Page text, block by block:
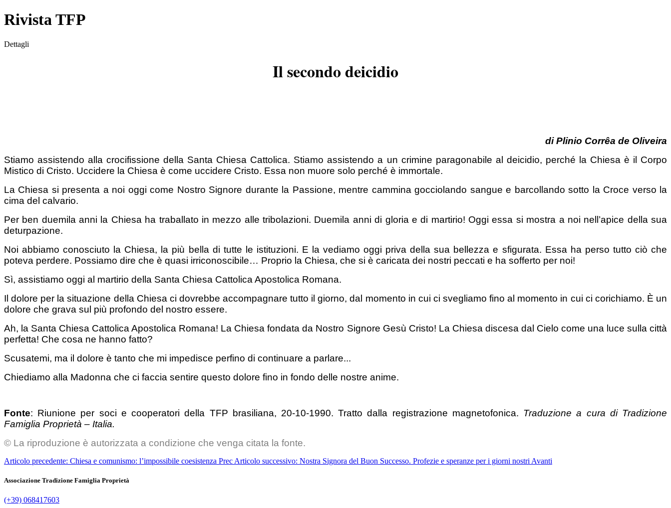
Rivista TFP
Dettagli
Il secondo deicidio
di Plinio Corrêa de Oliveira
Stiamo assistendo alla crocifissione della Santa Chiesa Cattolica. Stiamo assistendo a un crimine paragonabile al deicidio, perché la Chiesa è il Corpo
Mistico di Cristo. Uccidere la Chiesa è come uccidere Cristo. Essa non muore solo perché è immortale.
La Chiesa si presenta a noi oggi come Nostro Signore durante la Passione, mentre cammina gocciolando sangue e barcollando sotto la Croce verso la
cima del calvario.
Per ben duemila anni la Chiesa ha traballato in mezzo alle tribolazioni. Duemila anni di gloria e di martirio! Oggi essa si mostra a noi nell’apice della sua
deturpazione.
Noi abbiamo conosciuto la Chiesa, la più bella di tutte le istituzioni. E la vediamo oggi priva della sua bellezza e sfigurata. Essa ha perso tutto ciò che
poteva perdere. Possiamo dire che è quasi irriconoscibile… Proprio la Chiesa, che si è caricata dei nostri peccati e ha sofferto per noi!
Sì, assistiamo oggi al martirio della Santa Chiesa Cattolica Apostolica Romana.
Il dolore per la situazione della Chiesa ci dovrebbe accompagnare tutto il giorno, dal momento in cui ci svegliamo fino al momento in cui ci corichiamo. È un
dolore che grava sul più profondo del nostro essere.
Ah, la Santa Chiesa Cattolica Apostolica Romana! La Chiesa fondata da Nostro Signore Gesù Cristo! La Chiesa discesa dal Cielo come una luce sulla città
perfetta! Che cosa ne hanno fatto?
Scusatemi, ma il dolore è tanto che mi impedisce perfino di continuare a parlare...
Chiediamo alla Madonna che ci faccia sentire questo dolore fino in fondo delle nostre anime.
Fonte: Riunione per soci e cooperatori della TFP brasiliana, 20-10-1990. Tratto dalla registrazione magnetofonica. Traduzione a cura di Tradizione
Famiglia Proprietà – Italia.
© La riproduzione è autorizzata a condizione che venga citata la fonte.
Articolo precedente: Chiesa e comunismo: l’impossibile coesistenza Prec Articolo successivo: Nostra Signora del Buon Successo. Profezie e speranze per i giorni nostri Avanti
Associazione Tradizione Famiglia Proprietà
(+39) 068417603